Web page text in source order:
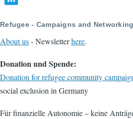
Refugee - Campaigns and
About us- Newsletterhere.
Donation und Spende:
Donation for refugee community
social exclusion in Germany
Für finanzielle Autonomie – keine